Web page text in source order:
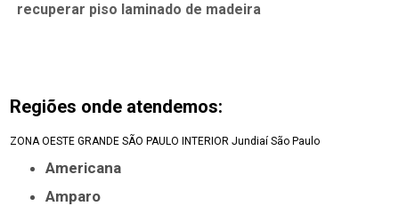
recuperar piso laminado de madeira
Regiões onde atendemos:
ZONA OESTE GRANDE SÃO PAULO INTERIOR Jundiaí São Paulo
Americana
Amparo